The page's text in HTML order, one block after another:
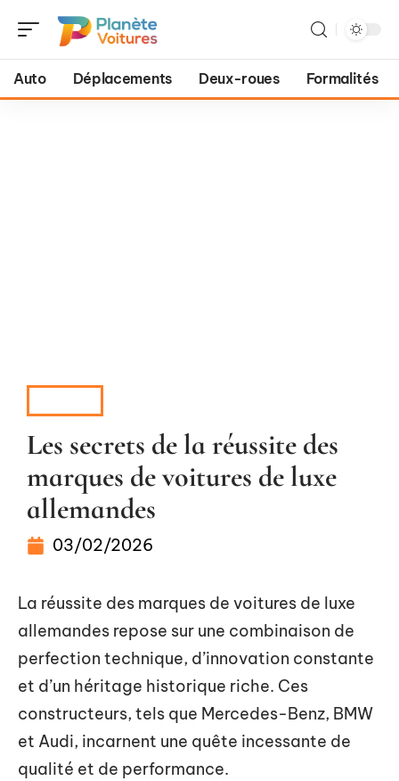
Auto Déplacements Deux-roues Formalités
Les secrets de la réussite des
marques de voitures de luxe
allemandes
03/02/2026
La réussite des marques de voitures de luxe
allemandes repose sur une combinaison de
perfection technique, d’innovation constante
et d’un héritage historique riche. Ces
constructeurs, tels que Mercedes-Benz, BMW
et Audi, incarnent une quête incessante de
qualité et de performance.